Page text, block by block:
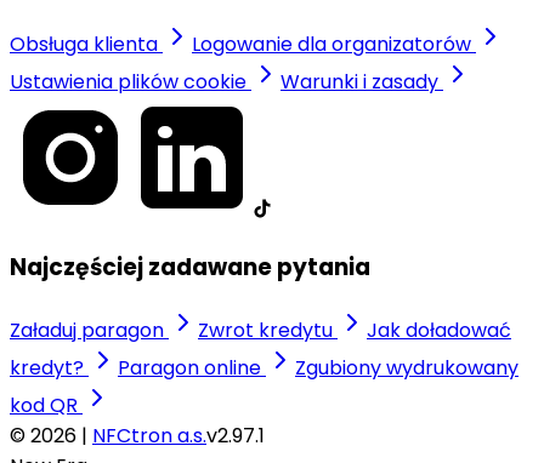
Obsługa klienta
Logowanie dla organizatorów
Ustawienia plików cookie
Warunki i zasady
Najczęściej zadawane pytania
Załaduj paragon Zwrot kredytu
Jak doładować
kredyt?
Paragon online
Zgubiony wydrukowany
kod QR
© 2026 | NFCtron a.s.v2.97.1